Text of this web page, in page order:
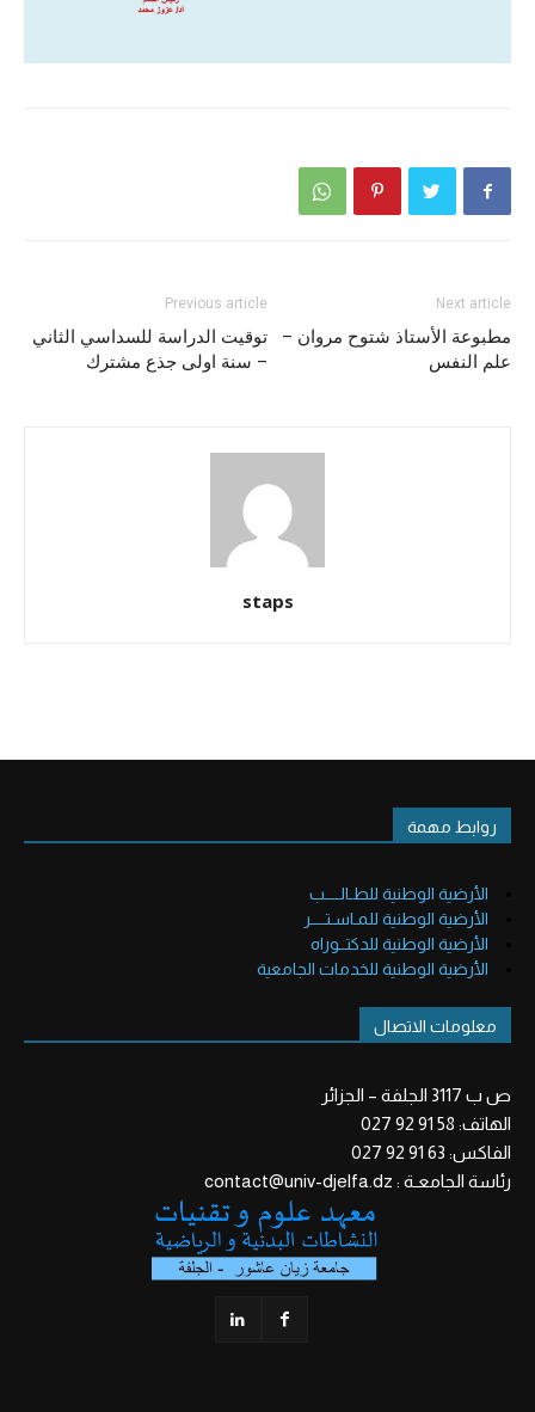
Previous article
توقيت الدراسة للسداسي الثاني
– سنة اولى جذع مشترك
Next article
مطبوعة الأستاذ شتوح مروان –
علم النفس
staps
روابط مهمة
الأرضية الوطنية للطـالــــب
الأرضية الوطنية للمـاسـتــــر
الأرضية الوطنية للدكتــوراه
الأرضية الوطنية للخدمات الجامعية
معلومات الاتصال
ص ب 3117 الجلفة – الجزائر
الهاتف: 58 91 92 027
الفاكس: 63 91 92 027
رئاسة الجامعـة : contact@univ-djelfa.dz